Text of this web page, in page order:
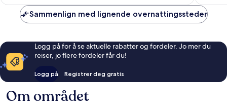
Sammenlign med lignende overnattingssteder
Logg på for å se aktuelle rabatter og fordeler. Jo mer du
reiser, jo flere fordeler får du!
Logg på Registrer deg gratis
Om området